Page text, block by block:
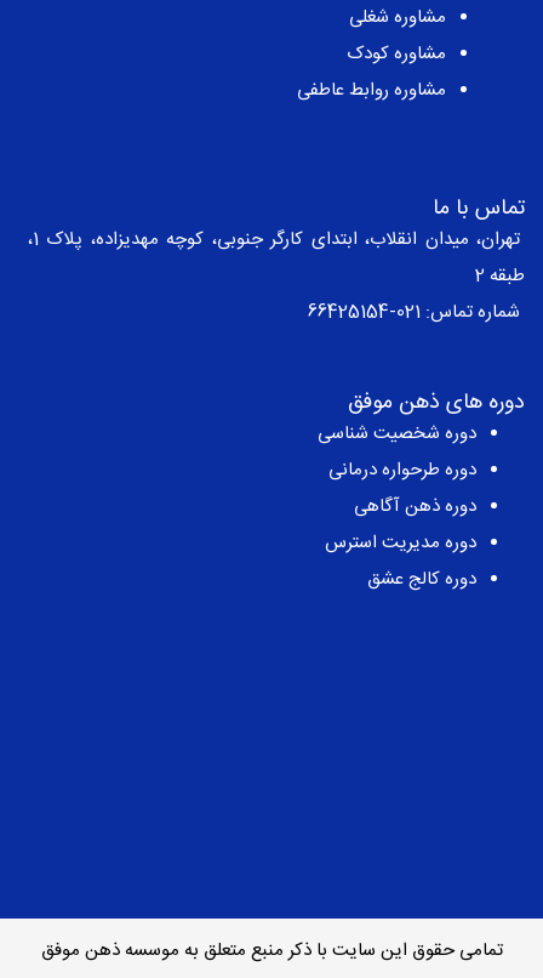
مشاوره شغلی
مشاوره کودک
مشاوره روابط عاطفی
تماس با ما
تهران، میدان انقلاب، ابتدای کارگر جنوبی، کوچه مهدیزاده، پلاک 1،
طبقه 2
شماره تماس: 021-66425154
دوره های ذهن موفق
دوره شخصیت شناسی
دوره طرحواره درمانی
دوره ذهن آگاهی
دوره مدیریت استرس
دوره کالج عشق
تمامی حقوق این سایت با ذکر منبع متعلق به موسسه ذهن موفق